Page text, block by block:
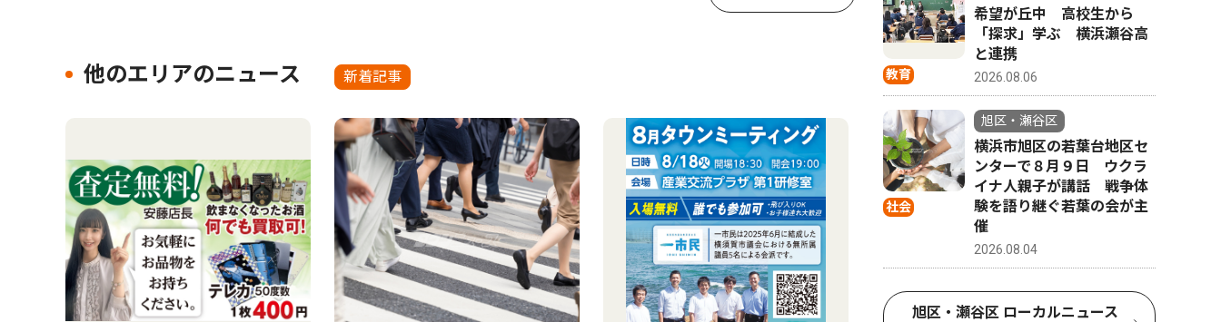
他のエリアのニュース 新着記事 教育
希望が丘中 高校生から
「探求」学ぶ 横浜瀬谷高
と連携
2026.08.06
社会
旭区・瀬谷区
横浜市旭区の若葉台地区セ
ンターで８月９日 ウクラ
イナ人親子が講話 戦争体
験を語り継ぐ若葉の会が主
催
2026.08.04
旭区・瀬谷区 ローカルニュース